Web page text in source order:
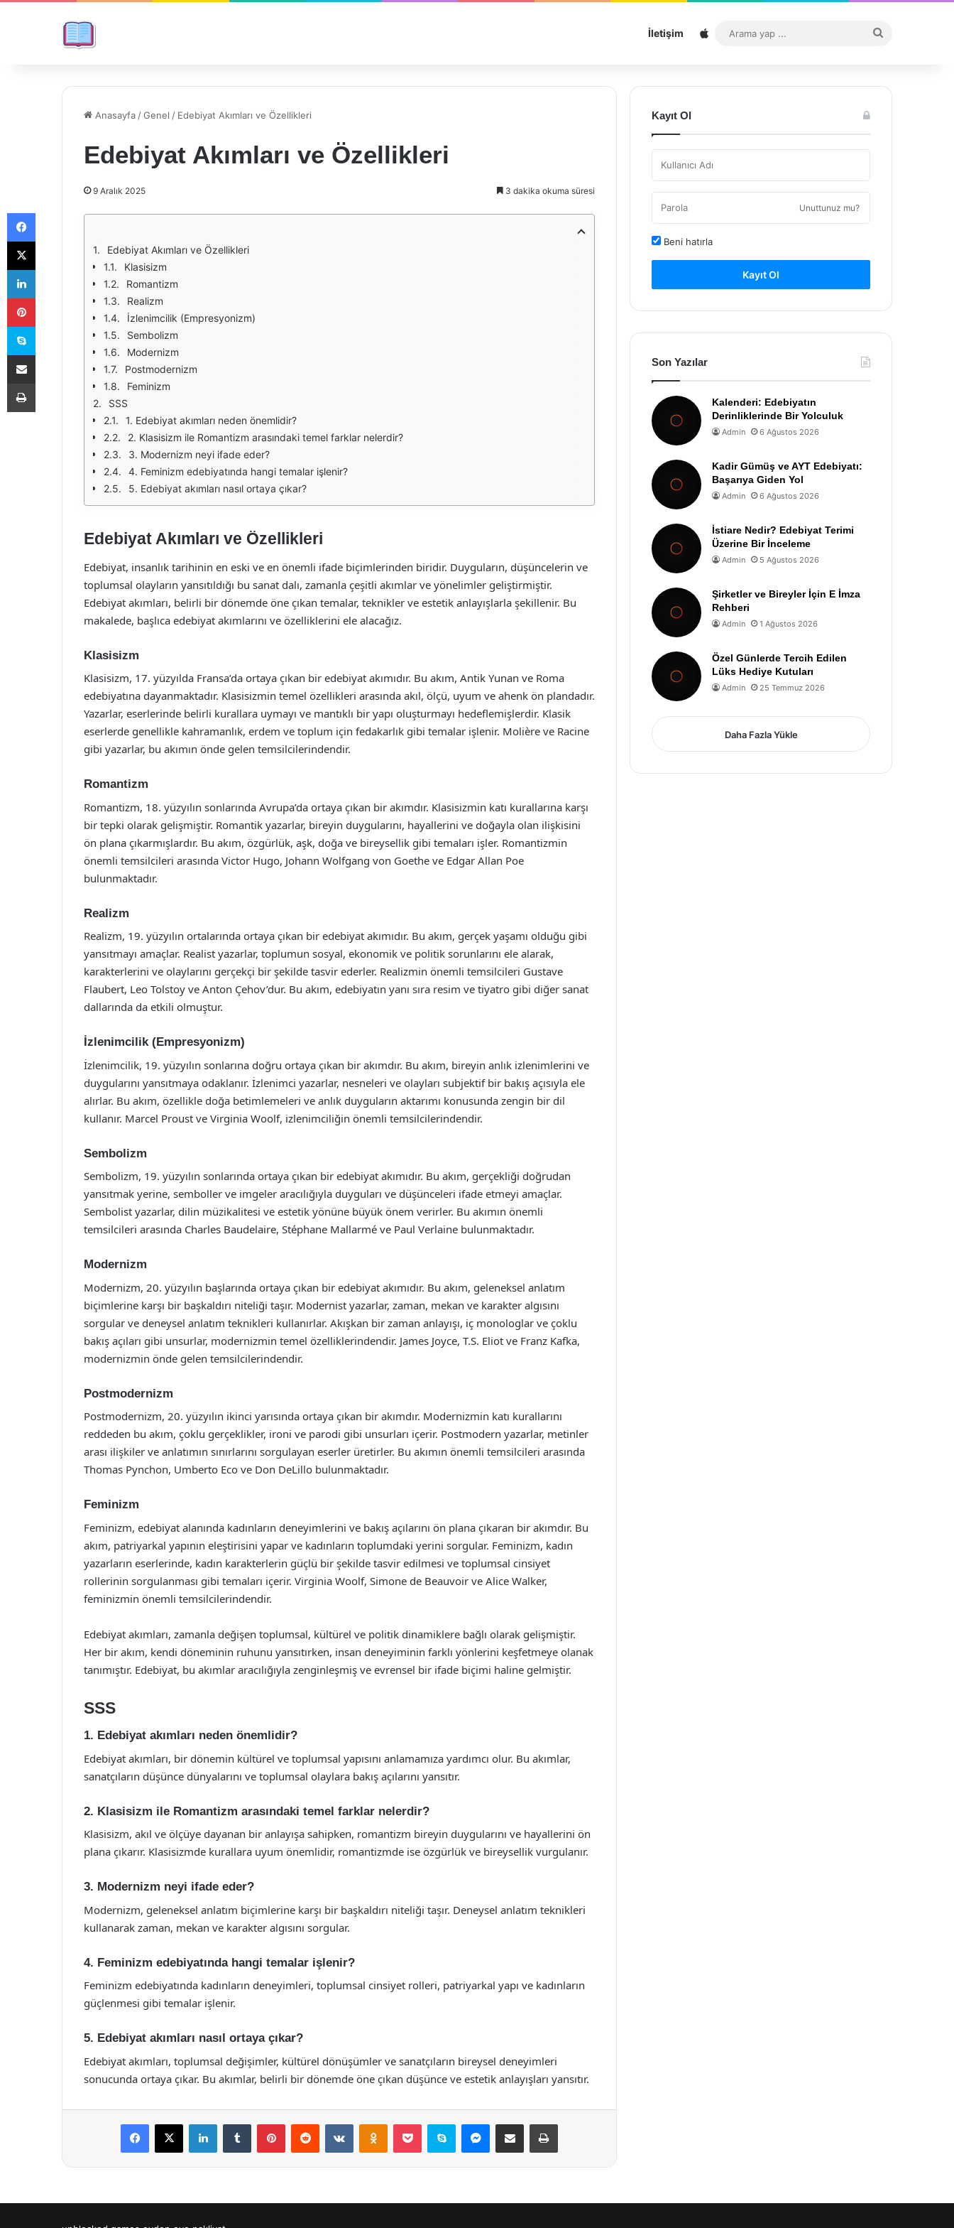
İletişim Sitemap
...
Anasayfa /Genel / Edebiyat Akımları ve Özellikleri
Edebiyat Akımları ve Özellikleri
9 Aralık 2025 3 dakika okuma süresi
Edebiyat Akımları ve Özellikleri
Klasisizm
Romantizm
Realizm
İzlenimcilik (Empresyonizm)
Sembolizm
Modernizm
Postmodernizm
Feminizm
SSS
1. Edebiyat akımları neden önemlidir?
2. Klasisizm ile Romantizm arasındaki temel farklar nelerdir?
3. Modernizm neyi ifade eder?
4. Feminizm edebiyatında hangi temalar işlenir?
5. Edebiyat akımları nasıl ortaya çıkar?
Edebiyat Akımları ve Özellikleri
Edebiyat, insanlık tarihinin en eski ve en önemli ifade biçimlerinden biridir. Duyguların, düşüncelerin ve
toplumsal olayların yansıtıldığı bu sanat dalı, zamanla çeşitli akımlar ve yönelimler geliştirmiştir.
Edebiyat akımları, belirli bir dönemde öne çıkan temalar, teknikler ve estetik anlayışlarla şekillenir. Bu
makalede, başlıca edebiyat akımlarını ve özelliklerini ele alacağız.
Klasisizm
Klasisizm, 17. yüzyılda Fransa’da ortaya çıkan bir edebiyat akımıdır. Bu akım, Antik Yunan ve Roma
edebiyatına dayanmaktadır. Klasisizmin temel özellikleri arasında akıl, ölçü, uyum ve ahenk ön plandadır.
Yazarlar, eserlerinde belirli kurallara uymayı ve mantıklı bir yapı oluşturmayı hedeflemişlerdir. Klasik
eserlerde genellikle kahramanlık, erdem ve toplum için fedakarlık gibi temalar işlenir. Molière ve Racine
gibi yazarlar, bu akımın önde gelen temsilcilerindendir.
Romantizm
Romantizm, 18. yüzyılın sonlarında Avrupa’da ortaya çıkan bir akımdır. Klasisizmin katı kurallarına karşı
bir tepki olarak gelişmiştir. Romantik yazarlar, bireyin duygularını, hayallerini ve doğayla olan ilişkisini
ön plana çıkarmışlardır. Bu akım, özgürlük, aşk, doğa ve bireysellik gibi temaları işler. Romantizmin
önemli temsilcileri arasında Victor Hugo, Johann Wolfgang von Goethe ve Edgar Allan Poe
bulunmaktadır.
Realizm
Realizm, 19. yüzyılın ortalarında ortaya çıkan bir edebiyat akımıdır. Bu akım, gerçek yaşamı olduğu gibi
yansıtmayı amaçlar. Realist yazarlar, toplumun sosyal, ekonomik ve politik sorunlarını ele alarak,
karakterlerini ve olaylarını gerçekçi bir şekilde tasvir ederler. Realizmin önemli temsilcileri Gustave
Flaubert, Leo Tolstoy ve Anton Çehov’dur. Bu akım, edebiyatın yanı sıra resim ve tiyatro gibi diğer sanat
dallarında da etkili olmuştur.
İzlenimcilik (Empresyonizm)
İzlenimcilik, 19. yüzyılın sonlarına doğru ortaya çıkan bir akımdır. Bu akım, bireyin anlık izlenimlerini ve
duygularını yansıtmaya odaklanır. İzlenimci yazarlar, nesneleri ve olayları subjektif bir bakış açısıyla ele
alırlar. Bu akım, özellikle doğa betimlemeleri ve anlık duyguların aktarımı konusunda zengin bir dil
kullanır. Marcel Proust ve Virginia Woolf, izlenimciliğin önemli temsilcilerindendir.
Sembolizm
Sembolizm, 19. yüzyılın sonlarında ortaya çıkan bir edebiyat akımıdır. Bu akım, gerçekliği doğrudan
yansıtmak yerine, semboller ve imgeler aracılığıyla duyguları ve düşünceleri ifade etmeyi amaçlar.
Sembolist yazarlar, dilin müzikalitesi ve estetik yönüne büyük önem verirler. Bu akımın önemli
temsilcileri arasında Charles Baudelaire, Stéphane Mallarmé ve Paul Verlaine bulunmaktadır.
Modernizm
Modernizm, 20. yüzyılın başlarında ortaya çıkan bir edebiyat akımıdır. Bu akım, geleneksel anlatım
biçimlerine karşı bir başkaldırı niteliği taşır. Modernist yazarlar, zaman, mekan ve karakter algısını
sorgular ve deneysel anlatım teknikleri kullanırlar. Akışkan bir zaman anlayışı, iç monologlar ve çoklu
bakış açıları gibi unsurlar, modernizmin temel özelliklerindendir. James Joyce, T.S. Eliot ve Franz Kafka,
modernizmin önde gelen temsilcilerindendir.
Postmodernizm
Postmodernizm, 20. yüzyılın ikinci yarısında ortaya çıkan bir akımdır. Modernizmin katı kurallarını
reddeden bu akım, çoklu gerçeklikler, ironi ve parodi gibi unsurları içerir. Postmodern yazarlar, metinler
arası ilişkiler ve anlatımın sınırlarını sorgulayan eserler üretirler. Bu akımın önemli temsilcileri arasında
Thomas Pynchon, Umberto Eco ve Don DeLillo bulunmaktadır.
Feminizm
Feminizm, edebiyat alanında kadınların deneyimlerini ve bakış açılarını ön plana çıkaran bir akımdır. Bu
akım, patriyarkal yapının eleştirisini yapar ve kadınların toplumdaki yerini sorgular. Feminizm, kadın
yazarların eserlerinde, kadın karakterlerin güçlü bir şekilde tasvir edilmesi ve toplumsal cinsiyet
rollerinin sorgulanması gibi temaları içerir. Virginia Woolf, Simone de Beauvoir ve Alice Walker,
feminizmin önemli temsilcilerindendir.
Edebiyat akımları, zamanla değişen toplumsal, kültürel ve politik dinamiklere bağlı olarak gelişmiştir.
Her bir akım, kendi döneminin ruhunu yansıtırken, insan deneyiminin farklı yönlerini keşfetmeye olanak
tanımıştır. Edebiyat, bu akımlar aracılığıyla zenginleşmiş ve evrensel bir ifade biçimi haline gelmiştir.
SSS
1. Edebiyat akımları neden önemlidir?
Edebiyat akımları, bir dönemin kültürel ve toplumsal yapısını anlamamıza yardımcı olur. Bu akımlar,
sanatçıların düşünce dünyalarını ve toplumsal olaylara bakış açılarını yansıtır.
2. Klasisizm ile Romantizm arasındaki temel farklar nelerdir?
Klasisizm, akıl ve ölçüye dayanan bir anlayışa sahipken, romantizm bireyin duygularını ve hayallerini ön
plana çıkarır. Klasisizmde kurallara uyum önemlidir, romantizmde ise özgürlük ve bireysellik vurgulanır.
3. Modernizm neyi ifade eder?
Modernizm, geleneksel anlatım biçimlerine karşı bir başkaldırı niteliği taşır. Deneysel anlatım teknikleri
kullanarak zaman, mekan ve karakter algısını sorgular.
4. Feminizm edebiyatında hangi temalar işlenir?
Feminizm edebiyatında kadınların deneyimleri, toplumsal cinsiyet rolleri, patriyarkal yapı ve kadınların
güçlenmesi gibi temalar işlenir.
5. Edebiyat akımları nasıl ortaya çıkar?
Edebiyat akımları, toplumsal değişimler, kültürel dönüşümler ve sanatçıların bireysel deneyimleri
sonucunda ortaya çıkar. Bu akımlar, belirli bir dönemde öne çıkan düşünce ve estetik anlayışları yansıtır.
Facebook
X LinkedInTumblr PinterestReddit VKontakteOdnoklassniki
Pocket Skype Messenger
E-Posta ile paylaş Yazdır
Kayıt Ol
Unuttunuz mu?
Beni hatırla
Kayıt Ol
Son Yazılar
Kalenderi: Edebiyatın
Derinliklerinde Bir Yolculuk
Admin 6 Ağustos 2026
Kadir Gümüş ve AYT Edebiyatı:
Başarıya Giden Yol
Admin 6 Ağustos 2026
İstiare Nedir? Edebiyat Terimi
Üzerine Bir İnceleme
Admin 5 Ağustos 2026
Şirketler ve Bireyler İçin E İmza
Rehberi
Admin 1 Ağustos 2026
Özel Günlerde Tercih Edilen
Lüks Hediye Kutuları
Admin 25 Temmuz 2026
Daha Fazla Yükle
Facebook
X
LinkedIn
Pinterest
Skype
E-Posta ile paylaş